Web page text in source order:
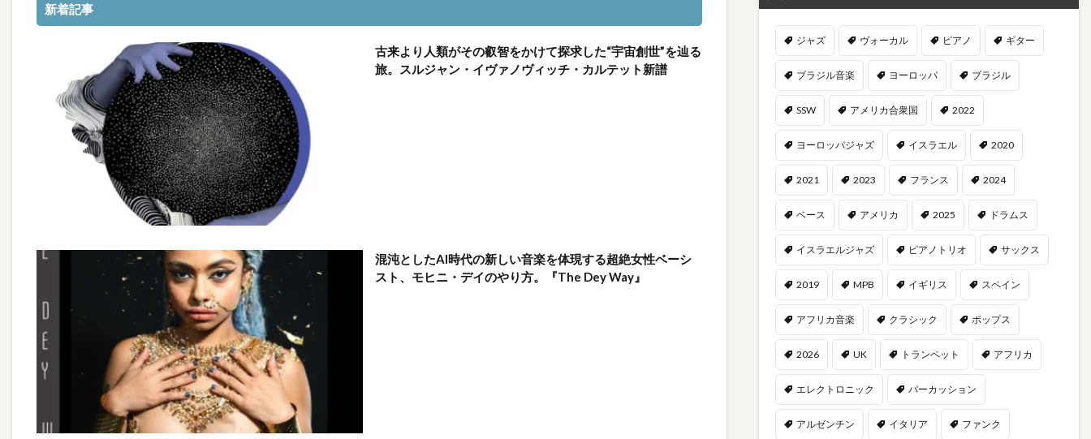
新着記事
古来より人類がその叡智をかけて探求した“宇宙創世”を辿る
旅。スルジャン・イヴァノヴィッチ・カルテット新譜
混沌としたAI時代の新しい音楽を体現する超絶女性ベーシ
スト、モヒニ・デイのやり方。『The Dey Way』
ジャズ ヴォーカル ピアノ ギター
ブラジル音楽 ヨーロッパ ブラジル
SSW アメリカ合衆国 2022
ヨーロッパジャズ イスラエル 2020
2021 2023 フランス 2024
ベース アメリカ 2025 ドラムス
イスラエルジャズ ピアノトリオ サックス
2019 MPB イギリス スペイン
アフリカ音楽 クラシック ポップス
2026 UK トランペット アフリカ
エレクトロニック パーカッション
アルゼンチン イタリア ファンク